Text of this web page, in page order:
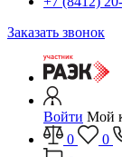
Заказать звонок
Войти Мой
0
0